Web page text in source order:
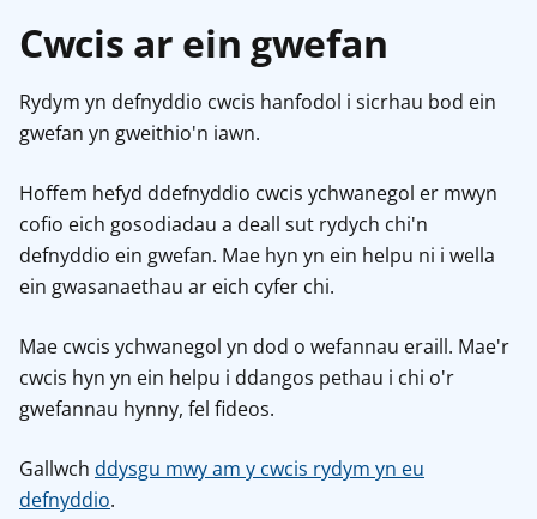
Cwcis ar ein gwefan
Rydym yn defnyddio cwcis hanfodol i sicrhau bod ein
gwefan yn gweithio'n iawn.
Hoffem hefyd ddefnyddio cwcis ychwanegol er mwyn
cofio eich gosodiadau a deall sut rydych chi'n
defnyddio ein gwefan. Mae hyn yn ein helpu ni i wella
ein gwasanaethau ar eich cyfer chi.
Mae cwcis ychwanegol yn dod o wefannau eraill. Mae'r
cwcis hyn yn ein helpu i ddangos pethau i chi o'r
gwefannau hynny, fel fideos.
Gallwch ddysgu mwy am y cwcis rydym yn eu
defnyddio.